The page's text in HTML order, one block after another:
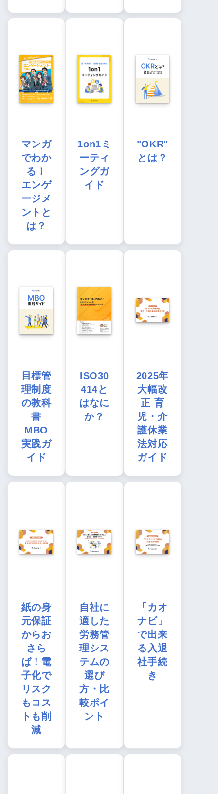
マンガ
でわか
る！
エンゲ
ージメ
ントと
は？
1on1ミ
ーティ
ングガ
イド
"OKR"
とは？
目標管
理制度
の教科
書
MBO
実践ガ
イド
ISO30
414と
はなに
か？
2025年
大幅改
正 育
児・介
護休業
法対応
ガイド
紙の身
元保証
からお
さら
ば！電
子化で
リスク
もコス
トも削
減
自社に
適した
労務管
理シス
テムの
選び
方・比
較ポイ
ント
「カオ
ナビ」
で出来
る入退
社手続
き